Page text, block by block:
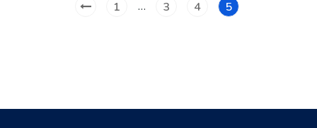
1 … 3 4 5